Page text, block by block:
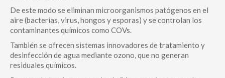
De este modo se eliminan microorganismos patógenos en el
aire (bacterias, virus, hongos y esporas) y se controlan los
contaminantes químicos como COVs.
También se ofrecen sistemas innovadores de tratamiento y
desinfección de agua mediante ozono, que no generan
residuales químicos.